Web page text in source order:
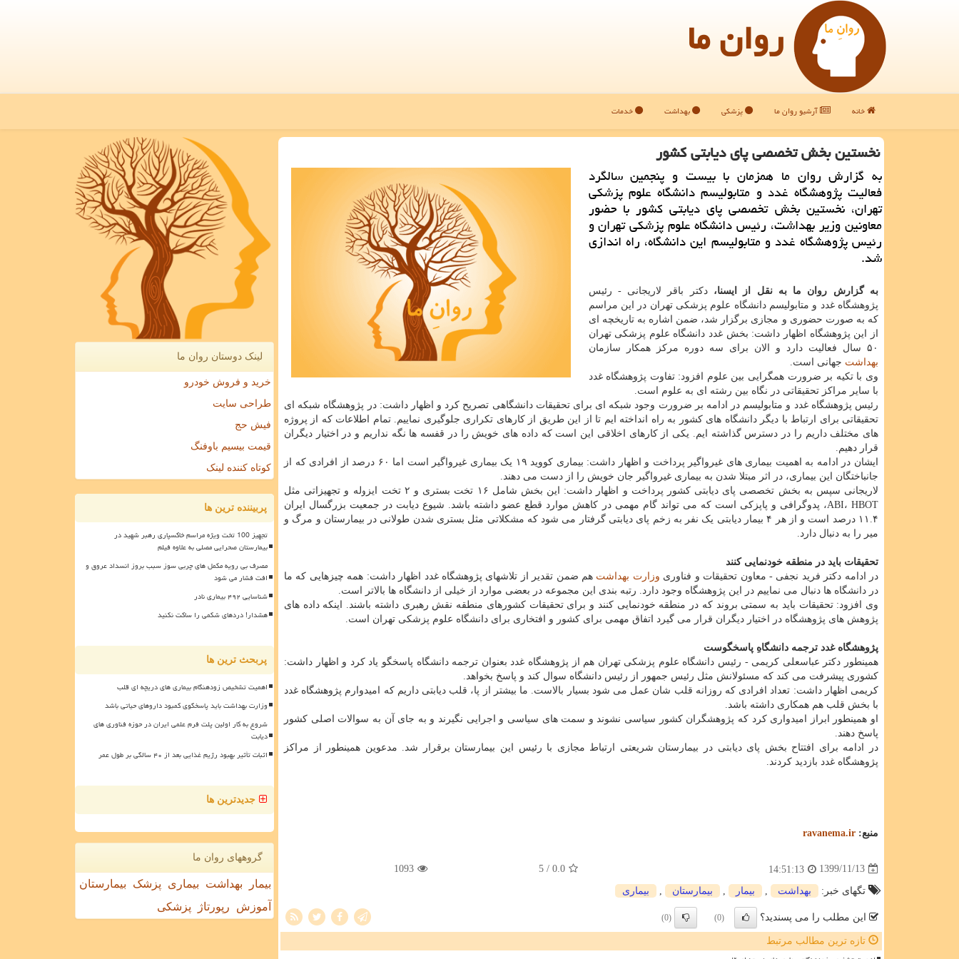
روان ما
خانه آرشیو روان ما پزشکی بهداشت خدمات
نخستین بخش تخصصی پای دیابتی كشور
به گزارش روان ما همزمان با بیست و پنجمین سالگرد
فعالیت پژوهشگاه غدد و متابولیسم دانشگاه علوم پزشکی
تهران، نخستین بخش تخصصی پای دیابتی کشور با حضور
معاونین وزیر بهداشت، رئیس دانشگاه علوم پزشکی تهران و
رئیس پژوهشگاه غدد و متابولیسم این دانشگاه، راه اندازی
شد.
به گزارش روان ما به نقل از ایسنا،دکتر باقر لاریجانی - رئیس
پژوهشگاه غدد و متابولیسم دانشگاه علوم پزشکی تهران در این مراسم
که به صورت حضوری و مجازی برگزار شد، ضمن اشاره به تاریخچه ای
از این پژوهشگاه اظهار داشت: بخش غدد دانشگاه علوم پزشکی تهران
۵۰ سال فعالیت دارد و الان برای سه دوره مرکز همکار سازمان
بهداشت جهانی است.
وی با تکیه بر ضرورت همگرایی بین علوم افزود: تفاوت پژوهشگاه غدد
با سایر مراکز تحقیقاتی در نگاه بین رشته ای به علوم است.
رئیس پژوهشگاه غدد و متابولیسم در ادامه بر ضرورت وجود شبکه ای برای تحقیقات دانشگاهی تصریح کرد و اظهار داشت: در پژوهشگاه شبکه ای
تحقیقاتی برای ارتباط با دیگر دانشگاه های کشور به راه انداخته ایم تا از این طریق از کارهای تکراری جلوگیری نماییم. تمام اطلاعات که از پروژه
های مختلف داریم را در دسترس گذاشته ایم. یکی از کارهای اخلاقی این است که داده های خویش را در قفسه ها نگه نداریم و در اختیار دیگران
قرار دهیم.
ایشان در ادامه به اهمیت بیماری های غیرواگیر پرداخت و اظهار داشت: بیماری کووید ۱۹ یک بیماری غیرواگیر است اما ۶۰ درصد از افرادی که از
جانباختگان این بیماری، در اثر مبتلا شدن به بیماری غیرواگیر جان خویش را از دست می دهند.
لاریجانی سپس به بخش تخصصی پای دیابتی کشور پرداخت و اظهار داشت: این بخش شامل ۱۶ تخت بستری و ۲ تخت ایزوله و تجهیزاتی مثل
ABI، HBOT، پدوگرافی و پاپزکی است که می تواند گام مهمی در کاهش موارد قطع عضو داشته باشد. شیوع دیابت در جمعیت بزرگسال ایران
۱۱.۴ درصد است و از هر ۴ بیمار دیابتی یک نفر به زخم پای دیابتی گرفتار می شود که مشکلاتی مثل بستری شدن طولانی در بیمارستان و مرگ و
میر را به دنبال دارد.
تحقیقات باید در منطقه خودنمایی کنند
در ادامه دکتر فرید نجفی - معاون تحقیقات و فناوری وزارت بهداشت هم ضمن تقدیر از تلاشهای پژوهشگاه غدد اظهار داشت: همه چیزهایی که ما
در دانشگاه ها دنبال می نماییم در این پژوهشگاه وجود دارد. رتبه بندی این مجموعه در بعضی موارد از خیلی از دانشگاه ها بالاتر است.
وی افزود: تحقیقات باید به سمتی بروند که در منطقه خودنمایی کنند و برای تحقیقات کشورهای منطقه نقش رهبری داشته باشند. اینکه داده های
پژوهش های پژوهشگاه در اختیار دیگران قرار می گیرد اتفاق مهمی برای کشور و افتخاری برای دانشگاه علوم پزشکی تهران است.
پژوهشگاه غدد ترجمه دانشگاهِ پاسخگوست
همینطور دکتر عباسعلی کریمی - رئیس دانشگاه علوم پزشکی تهران هم از پژوهشگاه غدد بعنوان ترجمه دانشگاه پاسخگو یاد کرد و اظهار داشت:
کشوری پیشرفت می کند که مسئولانش مثل رئیس جمهور از رئیس دانشگاه سوال کند و پاسخ بخواهد.
کریمی اظهار داشت: تعداد افرادی که روزانه قلب شان عمل می شود بسیار بالاست. ما بیشتر از پا، قلب دیابتی داریم که امیدوارم پژوهشگاه غدد
با بخش قلب هم همکاری داشته باشد.
او همینطور ابراز امیدواری کرد که پژوهشگران کشور سیاسی نشوند و سمت های سیاسی و اجرایی نگیرند و به جای آن به سوالات اصلی کشور
پاسخ دهند.
در ادامه برای افتتاح بخش پای دیابتی در بیمارستان شریعتی ارتباط مجازی با رئیس این بیمارستان برقرار شد. مدعوین همینطور از مراکز
پژوهشگاه غدد بازدید کردند.
منبع: ravanema.ir
1399/11/13
14:51:13
0.0
/ 5
1093
تگهای خبر: بهداشت بیمار بیمارستان بیماری
این مطلب را می پسندید؟ (0)
(0)
تازه ترین مطالب مرتبط
لینک دوستان روان ما
خرید و فروش خودرو
طراحی سایت
فیش حج
قیمت بیسیم باوفنگ
کوتاه کننده لینک
پربیننده ترین ها
تجهیز 100 تخت ویژه مراسم خاکسپاری رهبر شهید در
بیمارستان صحرایی مصلی به علاوه فیلم
مصرف بی رویه مکمل های چربی سوز سبب بروز انسداد عروق و
افت فشار می شود
شناسایی ۴۹۲ بیماری نادر
هشدار! دردهای شکمی را ساکت نکنید
پربحث ترین ها
اهمیت تشخیص زودهنگام بیماری های دریچه ای قلب
وزارت بهداشت باید پاسخگوی کمبود داروهای حیاتی باشد
شروع به کار اولین پلت فرم علمی ایران در حوزه فناوری های
دیابت
اثبات تأثیر بهبود رژیم غذایی بعد از ۴۰ سالگی بر طول عمر
جدیدترین ها
گروههای روان ما
بیمار بهداشت بیماری پزشک
بیمارستان
آموزش
رپورتاژ پزشکی